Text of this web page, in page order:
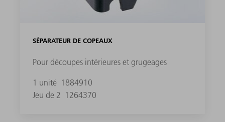
SÉPARATEUR DE COPEAUX
Pour découpes intérieures et grugeages
1 unité 1884910
Jeu de 2 1264370